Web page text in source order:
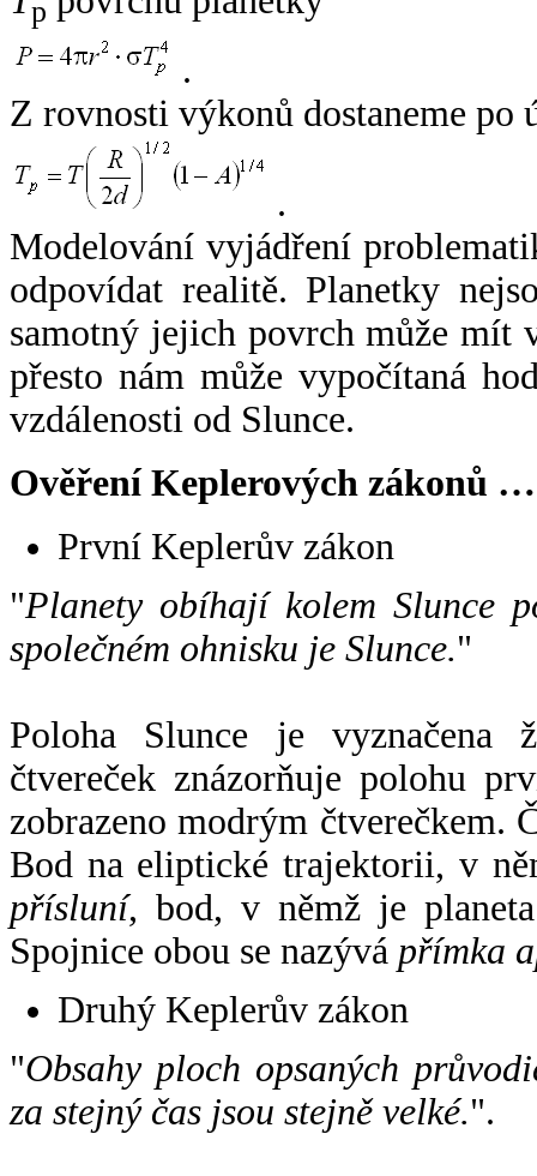
p
.
Z rovnosti výkonů dostaneme po
.
Modelování vyjádření
odpovídat realitě. Planetky
samotný jejich povrch může mít
přesto nám může vypočítaná
vzdálenosti od Slunce.
Ověření Keplerových zákonů …
První Keplerův zákon
"Planety obíhají kolem Slunce
společném ohnisku je Slunce."
Poloha Slunce je vyznačena
čtvereček znázorňuje polohu
zobrazeno modrým čtverečkem.
Bod na eliptické trajektorii, v
přísluní, bod, v němž je
Spojnice obou se nazývá přímka
Druhý Keplerův zákon
"Obsahy ploch opsaných
za stejný čas jsou stejně velké.".